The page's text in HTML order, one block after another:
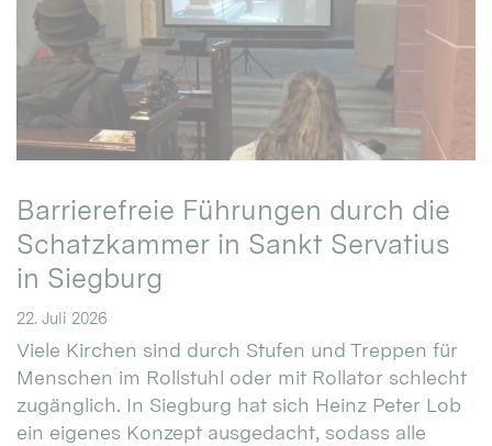
Barrierefreie Führungen durch die
Schatzkammer in Sankt Servatius
in Siegburg
22. Juli 2026
Viele Kirchen sind durch Stufen und Treppen für
Menschen im Rollstuhl oder mit Rollator schlecht
zugänglich. In Siegburg hat sich Heinz Peter Lob
ein eigenes Konzept ausgedacht, sodass alle